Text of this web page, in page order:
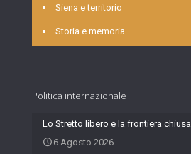
Siena e territorio
Storia e memoria
Politica internazionale
Lo Stretto libero e la frontiera chiusa
6 Agosto 2026